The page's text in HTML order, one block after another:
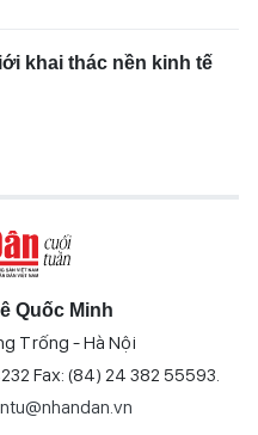
khai thác nền kinh tế
Quốc Minh
Trống - Hà Nội
Fax: (84) 24 382 55593.